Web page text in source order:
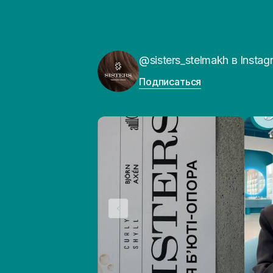
@sisters_stelmakh в
Подписаться